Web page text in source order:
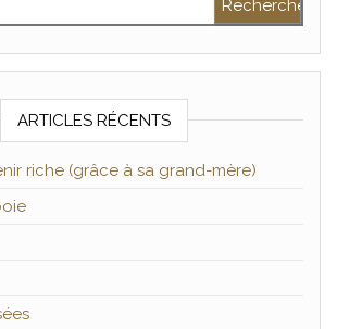
ARTICLES RÉCENTS
riche (grâce à sa grand-mère)